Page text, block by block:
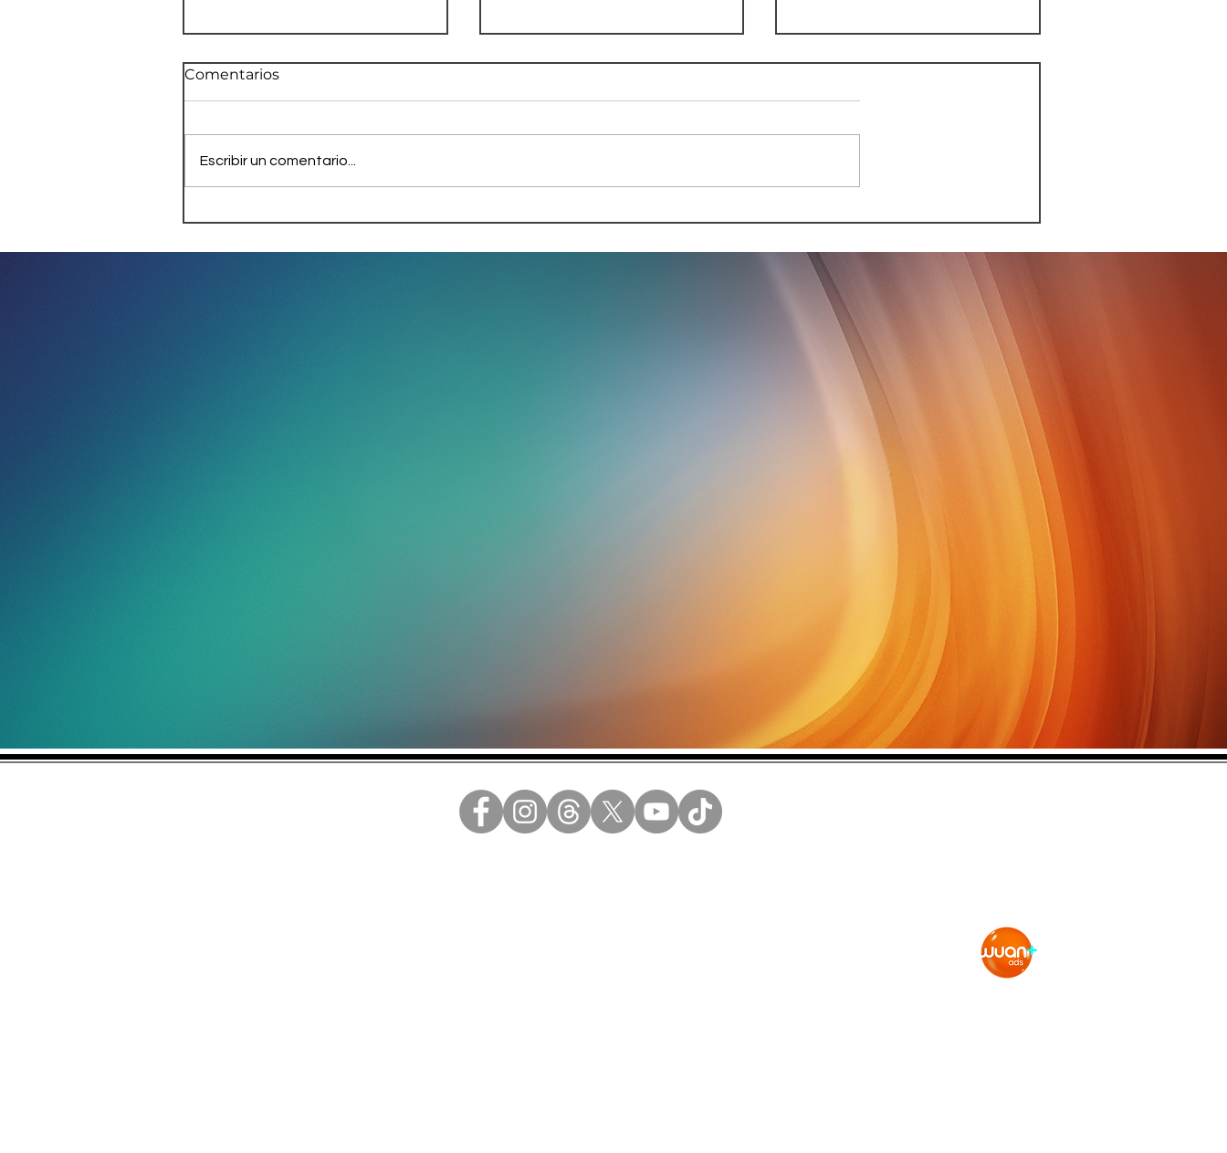
Energía y Deporte en
"Esta política económica
Mundial para evitar un
impago de Ecuador en
2026
Comentarios
Escribir un comentario...